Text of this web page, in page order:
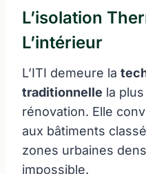
L’isolation
L’intérieur
L’ITI demeure la
traditionnelle la
rénovation. Elle
aux bâtiments
zones urbaines
impossible.